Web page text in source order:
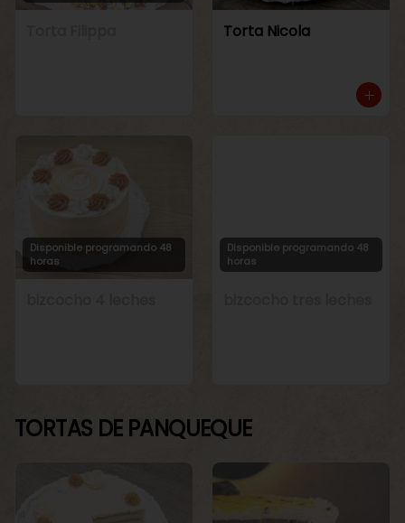
Torta Nicola
Disponible programando 48
horas
Disponible programando 48
horas
TORTAS DE PANQUEQUE